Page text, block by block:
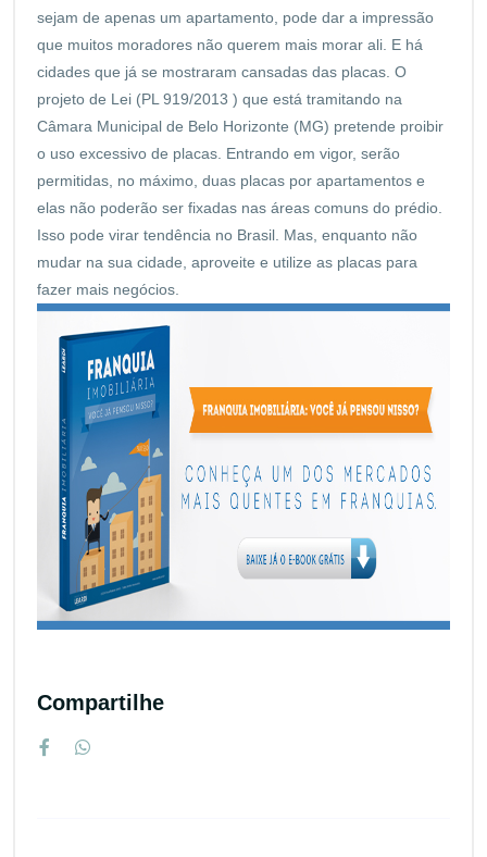
sejam de apenas um apartamento, pode dar a impressão
que muitos moradores não querem mais morar ali. E há
cidades que já se mostraram cansadas das placas. O
projeto de Lei (PL 919/2013 ) que está tramitando na
Câmara Municipal de Belo Horizonte (MG) pretende proibir
o uso excessivo de placas. Entrando em vigor, serão
permitidas, no máximo, duas placas por apartamentos e
elas não poderão ser fixadas nas áreas comuns do prédio.
Isso pode virar tendência no Brasil. Mas, enquanto não
mudar na sua cidade, aproveite e utilize as placas para
fazer mais negócios.
Compartilhe